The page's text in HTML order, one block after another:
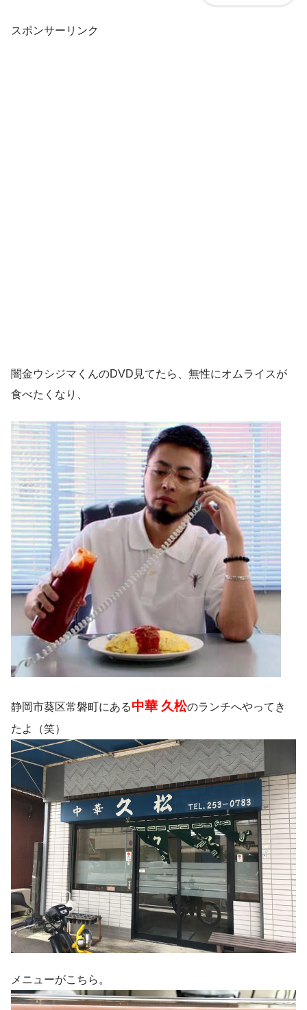
スポンサーリンク
闇金ウシジマくんのDVD見てたら、無性にオムライスが
食べたくなり、
静岡市葵区常磐町にある中華 久松のランチへやってき
たよ（笑）
メニューがこちら。